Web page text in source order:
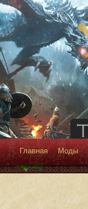
Главная Моды